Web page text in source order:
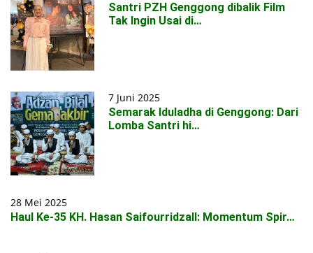
Santri PZH Genggong dibalik Film
Tak Ingin Usai di…
7 Juni 2025
Semarak Iduladha di Genggong: Dari
Lomba Santri hi…
28 Mei 2025
Haul Ke-35 KH. Hasan Saifourridzall: Momentum Spir…